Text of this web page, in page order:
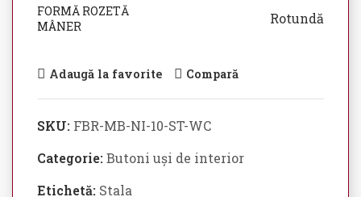
FORMĂ ROZETĂ
MÂNER
Rotundă
Adaugă la favorite Compară
SKU: FBR-MB-NI-10-ST-WC
Categorie:Butoni uși de interior
Etichetă: Stala